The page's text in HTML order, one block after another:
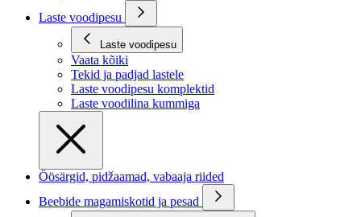
Laste voodipesu
Laste voodipesu
Vaata kõiki
Tekid ja padjad lastele
Laste voodipesu komplektid
Laste voodilina kummiga
Öösärgid, pidžaamad, vabaaja riided
Beebide magamiskotid ja pesad